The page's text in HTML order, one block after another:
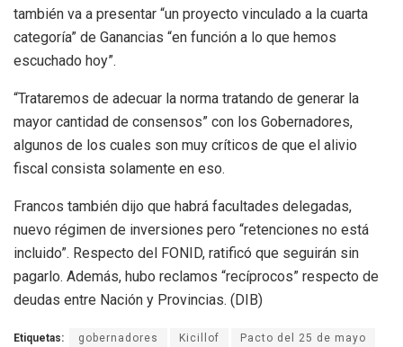
también va a presentar “un proyecto vinculado a la cuarta
categoría” de Ganancias “en función a lo que hemos
escuchado hoy”.
“Trataremos de adecuar la norma tratando de generar la
mayor cantidad de consensos” con los Gobernadores,
algunos de los cuales son muy críticos de que el alivio
fiscal consista solamente en eso.
Francos también dijo que habrá facultades delegadas,
nuevo régimen de inversiones pero “retenciones no está
incluido”. Respecto del FONID, ratificó que seguirán sin
pagarlo. Además, hubo reclamos “recíprocos” respecto de
deudas entre Nación y Provincias. (DIB)
Etiquetas: gobernadores Kicillof Pacto del 25 de mayo